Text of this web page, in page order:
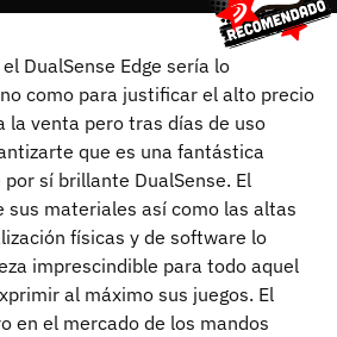
DualSense Edge sería lo
como para justificar el alto precio
la venta pero tras días de uso
que es una fantástica
sí brillante DualSense. El
sus materiales así como las altas
físicas y de software lo
imprescindible para todo aquel
al máximo sus juegos. El
en el mercado de los mandos